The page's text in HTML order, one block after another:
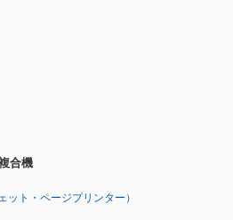
合機
ット・ページプリンター）